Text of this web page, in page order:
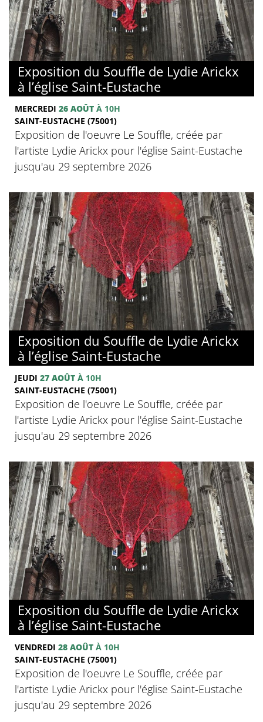
Exposition du Souffle de Lydie Arickx
à l’église Saint-Eustache
MERCREDI 26 AOÛT À 10H
SAINT-EUSTACHE (75001)
Exposition de l'oeuvre Le Souffle, créée par
l'artiste Lydie Arickx pour l'église Saint-Eustache
jusqu'au 29 septembre 2026
Exposition du Souffle de Lydie Arickx
à l’église Saint-Eustache
JEUDI 27 AOÛT À 10H
SAINT-EUSTACHE (75001)
Exposition de l'oeuvre Le Souffle, créée par
l'artiste Lydie Arickx pour l'église Saint-Eustache
jusqu'au 29 septembre 2026
Exposition du Souffle de Lydie Arickx
à l’église Saint-Eustache
VENDREDI 28 AOÛT À 10H
SAINT-EUSTACHE (75001)
Exposition de l'oeuvre Le Souffle, créée par
l'artiste Lydie Arickx pour l'église Saint-Eustache
jusqu'au 29 septembre 2026